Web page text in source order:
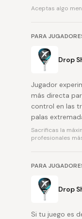
Aceptas algo
PARA
Drop
Jugador
más directa
control en las
palas
Sacrificas la
profesionales
PARA
Drop
Si tu juego es